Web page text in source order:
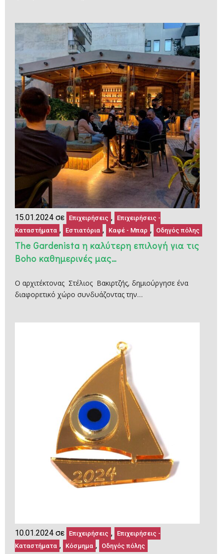
15.01.2024 σε Επιχειρήσεις ,
Επιχειρήσεις -
Καταστήματα , Εστιατόρια , Καφέ - Μπαρ , Οδηγός πόλης
The Gardenista η καλύτερη επιλογή για τις
Βoho καθημερινές μας…
Ο αρχιτέκτονας Στέλιος Βακιρτζής, δημιούργησε ένα
διαφορετικό χώρο συνδυάζοντας την…
10.01.2024 σε Επιχειρήσεις ,
Επιχειρήσεις -
Καταστήματα , Κόσμημα , Οδηγός πόλης